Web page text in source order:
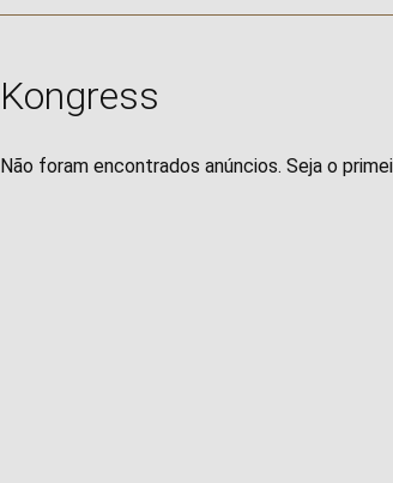
Kongress
Não foram encontrados anúncios. Seja o